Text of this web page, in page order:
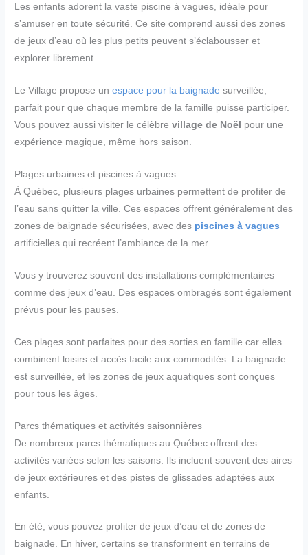
Les enfants adorent la vaste piscine à vagues, idéale pour
s’amuser en toute sécurité. Ce site comprend aussi des zones
de jeux d’eau où les plus petits peuvent s’éclabousser et
explorer librement.
Le Village propose unespace pour la baignade surveillée,
parfait pour que chaque membre de la famille puisse participer.
Vous pouvez aussi visiter le célèbrevillage de Noël pour une
expérience magique, même hors saison.
Plages urbaines et piscines à vagues
À Québec, plusieurs plages urbaines permettent de profiter de
l’eau sans quitter la ville. Ces espaces offrent généralement des
zones de baignade sécurisées, avec des piscines à vagues
artificielles qui recréent l’ambiance de la mer.
Vous y trouverez souvent des installations complémentaires
comme des jeux d’eau. Des espaces ombragés sont également
prévus pour les pauses.
Ces plages sont parfaites pour des sorties en famille car elles
combinent loisirs et accès facile aux commodités. La baignade
est surveillée, et les zones de jeux aquatiques sont conçues
pour tous les âges.
Parcs thématiques et activités saisonnières
De nombreux parcs thématiques au Québec offrent des
activités variées selon les saisons. Ils incluent souvent des aires
de jeux extérieures et des pistes de glissades adaptées aux
enfants.
En été, vous pouvez profiter de jeux d’eau et de zones de
baignade. En hiver, certains se transforment en terrains de